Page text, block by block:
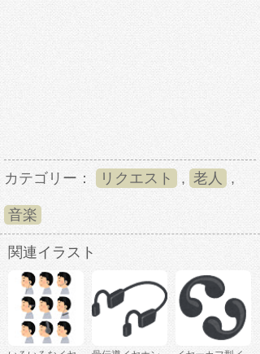
カテゴリー： リクエスト , 老人 ,
音楽
関連イラスト